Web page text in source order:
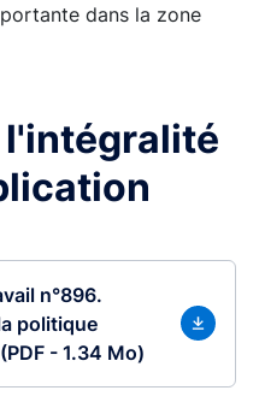
dans la zone
l'intégralité
n°896.
politique
- 1.34 Mo)